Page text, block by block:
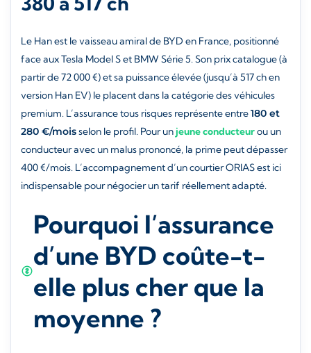
Le Han est le vaisseau amiral de BYD en France, positionné
face aux Tesla Model S et BMW Série 5. Son prix catalogue (à
partir de 72 000 €) et sa puissance élevée (jusqu’à 517 ch en
version Han EV) le placent dans la catégorie des véhicules
premium. L’assurance tous risques représente entre180 et
280 €/moisselon le profil. Pour unjeune conducteurou un
conducteur avec un malus prononcé, la prime peut dépasser
400 €/mois. L’accompagnement d’un courtier ORIAS est ici
indispensable pour négocier un tarif réellement adapté.
Pourquoi l’assurance
d’une BYD coûte-t-
elle plus cher que la
moyenne ?